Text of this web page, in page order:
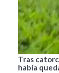
Tras
había